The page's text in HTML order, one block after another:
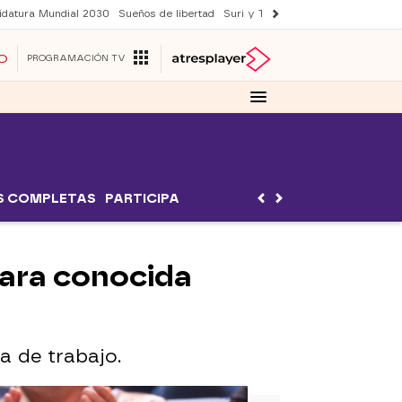
Mundial 2030 Sueños de libertad Suri y Tom Cruise
PROGRAMACIÓN TV
COMPLETAS PARTICIPA
conocida
de trabajo.